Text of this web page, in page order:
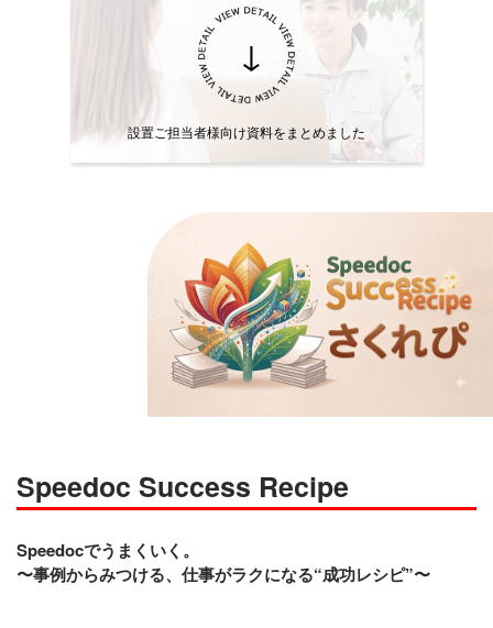
↓
設置ご担当者様向け資料をまとめました
Speedoc Success Recipe
Speedocでうまくいく。
〜事例からみつける、仕事がラクになる“成功レシピ”〜